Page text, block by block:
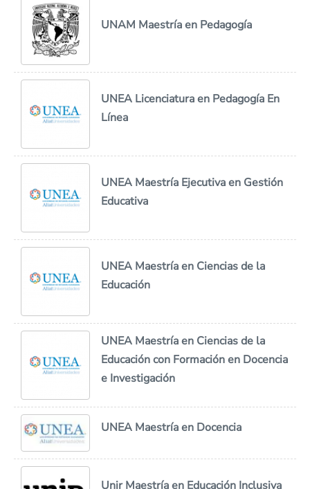
UNAM Maestría en Pedagogía
UNEA Licenciatura en Pedagogía En
Línea
UNEA Maestría Ejecutiva en Gestión
Educativa
UNEA Maestría en Ciencias de la
Educación
UNEA Maestría en Ciencias de la
Educación con Formación en Docencia
e Investigación
UNEA Maestría en Docencia
Unir Maestría en Educación Inclusiva